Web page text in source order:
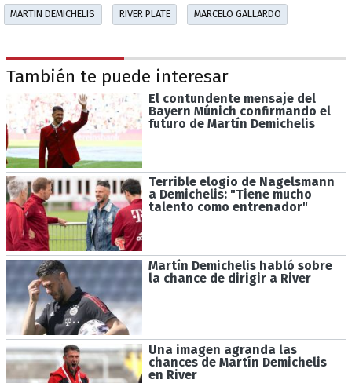
MARTIN DEMICHELIS RIVER PLATE MARCELO GALLARDO
También te puede interesar
El contundente mensaje del
Bayern Múnich confirmando el
futuro de Martín Demichelis
Terrible elogio de Nagelsmann
a Demichelis: "Tiene mucho
talento como entrenador"
Martín Demichelis habló sobre
la chance de dirigir a River
Una imagen agranda las
chances de Martín Demichelis
en River